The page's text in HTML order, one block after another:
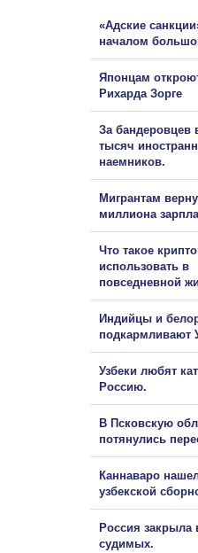
«Адские
началом
Японцам
Рихарда Зорге
За бандеровцев
тысяч
наемников.
Мигрантам
миллиона
Что такое
использовать в
повседневной
Индийцы и
подкармливают
Узбеки любят
Россию.
В Псковскую
потянулись
Каннаваро
узбекской
Россия закрыла
судимых.